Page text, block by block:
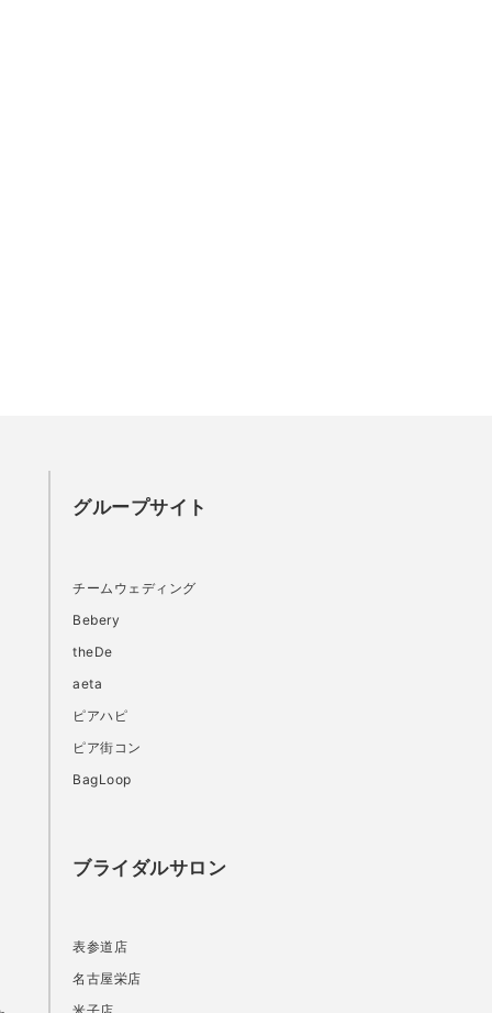
グループサイト
チームウェディング
Bebery
theDe
aeta
ピアハピ
ピア街コン
BagLoop
ブライダルサロン
表参道店
名古屋栄店